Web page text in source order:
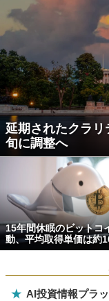
延期されたクラ
旬に調整へ
15年間休眠のビットコ
動、平均取得単価は約
★ AI投資情報プラ